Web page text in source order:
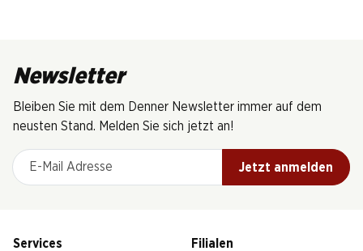
Newsletter
Bleiben Sie mit dem Denner Newsletter immer auf dem
neusten Stand. Melden Sie sich jetzt an!
E-Mail Adresse
Jetzt anmelden
Services
Filialen